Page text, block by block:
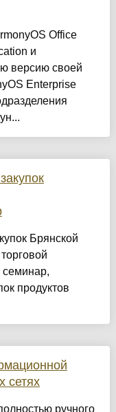
Office
и
версию своей
Enterprise
Брянской
продуктов
сетях
ручного